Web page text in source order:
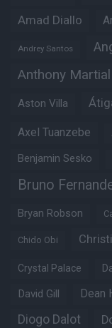
Amad Diallo
Andrey Santos
Anthony Martial
Aston Villa
Axel Tuanzebe
Benjamin Sesko
Bruno
Bryan Robson
Chido Obi
Crystal Palace
David Gill Dean
Diogo Dalot